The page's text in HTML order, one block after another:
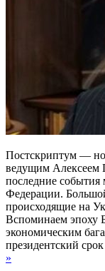
Постскриптум —
ведущим Алексеем
последние события
Федерации.
происходящие на
Вспоминаем эпоху
экономическим
президентский
»